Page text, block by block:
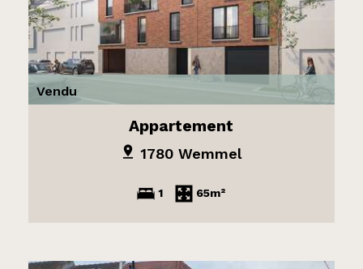
Vendu
Appartement
1780 Wemmel
1 65m²